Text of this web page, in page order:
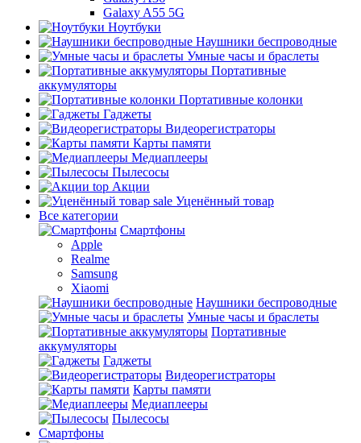
Galaxy A55 5G
Ноутбуки
Наушники беспроводные
Умные часы и браслеты
Портативные
аккумуляторы
Портативные колонки
Гаджеты
Видеорегистраторы
Карты памяти
Медиаплееры
Пылесосы
top Акции
sale Уценённый товар
Все категории
Смартфоны
Apple
Realme
Samsung
Xiaomi
Наушники беспроводные
Умные часы и браслеты
Портативные
аккумуляторы
Гаджеты
Видеорегистраторы
Карты памяти
Медиаплееры
Пылесосы
Смартфоны